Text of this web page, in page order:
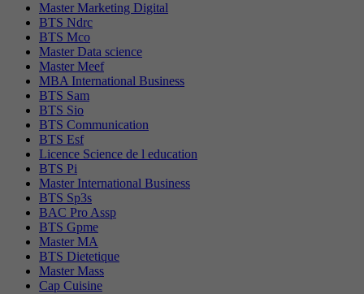
Master Marketing Digital
BTS Ndrc
BTS Mco
Master Data science
Master Meef
MBA International Business
BTS Sam
BTS Sio
BTS Communication
BTS Esf
Licence Science de l education
BTS Pi
Master International Business
BTS Sp3s
BAC Pro Assp
BTS Gpme
Master MA
BTS Dietetique
Master Mass
Cap Cuisine